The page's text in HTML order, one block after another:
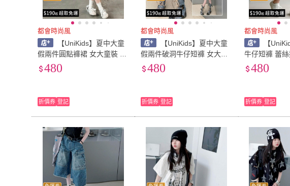
都會時尚風
【UniKids】夏中大童
假兩件圓點褲裙 女大童裝 VP
AI031(褲裙)
480
折價券 登記
都會時尚風
【UniKids】夏中大童
假兩件破洞牛仔短褲 女大童
裝 VPDH-MEF(淺藍)
480
折價券 登記
都會時尚風
【
牛仔短褲 蕾絲
大童裝 VPDH-
480
折價券 登記